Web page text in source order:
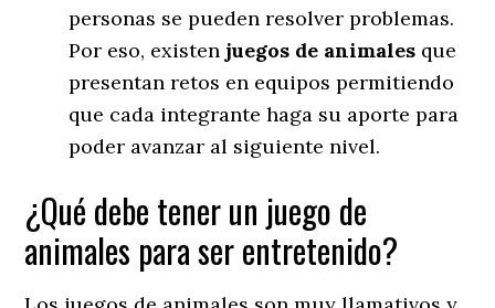
personas se pueden resolver problemas.
Por eso, existenjuegos de animales que
presentan retos en equipos permitiendo
que cada integrante haga su aporte para
poder avanzar al siguiente nivel.
¿Qué debe tener un juego de
animales para ser entretenido?